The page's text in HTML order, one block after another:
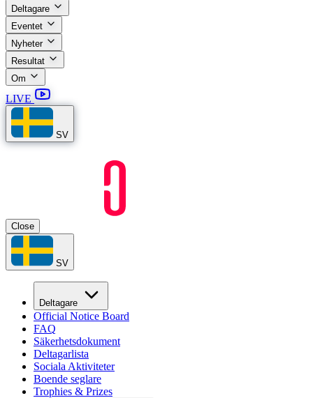
Deltagare
Eventet
Nyheter
Resultat
Om
LIVE
SV
Close
SV
Deltagare
Official Notice Board
FAQ
Säkerhetsdokument
Deltagarlista
Sociala Aktiviteter
Boende seglare
Trophies & Prizes